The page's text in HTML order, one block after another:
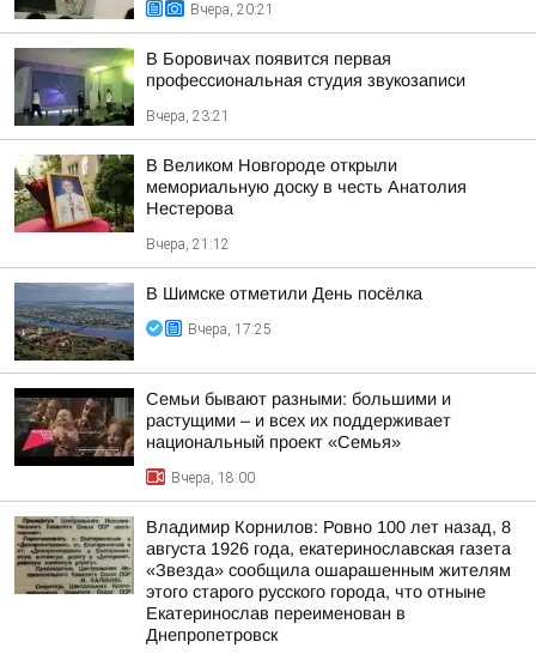
Вчера, 20:21
В Боровичах появится первая
профессиональная студия звукозаписи
Вчера, 23:21
В Великом Новгороде открыли
мемориальную доску в честь Анатолия
Нестерова
Вчера, 21:12
В Шимске отметили День посёлка
Вчера, 17:25
Семьи бывают разными: большими и
растущими – и всех их поддерживает
национальный проект «Семья»
Вчера, 18:00
Владимир Корнилов: Ровно 100 лет назад, 8
августа 1926 года, екатеринославская газета
«Звезда» сообщила ошарашенным жителям
этого старого русского города, что отныне
Екатеринослав переименован в
Днепропетровск